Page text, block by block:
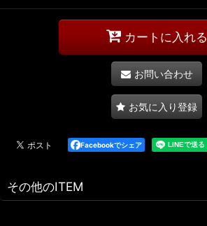
カートに入れる
お問い合わせ
お気に入り登録
Facebookでシェア
その他のITEM